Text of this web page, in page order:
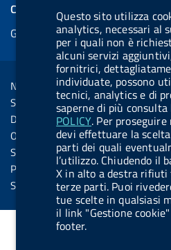
Questo sito utilizza
analytics, necessari al
per i quali non è
alcuni servizi
fornitrici,
individuate, possono
tecnici, analytics e di
saperne di più consulta
POLICY. Per
devi effettuare la
parti dei quali
l’utilizzo. Chiudendo il
X in alto a destra
terze parti. Puoi
tue scelte in qualsiasi
il link "Gestione
footer.
l
.
b
u
t
t
o
n
.
i
n
s
s
k
y
u
b
e
l
.
b
u
t
t
o
n
.
s
p
o
COOKIES
Gestione cookie
Sezione Link Utili
Note legali
Social Media Policy
Dichiarazione di accessibilità
Obiettivi di accessibilità
Statistiche sito
Privacy
Servizi Online